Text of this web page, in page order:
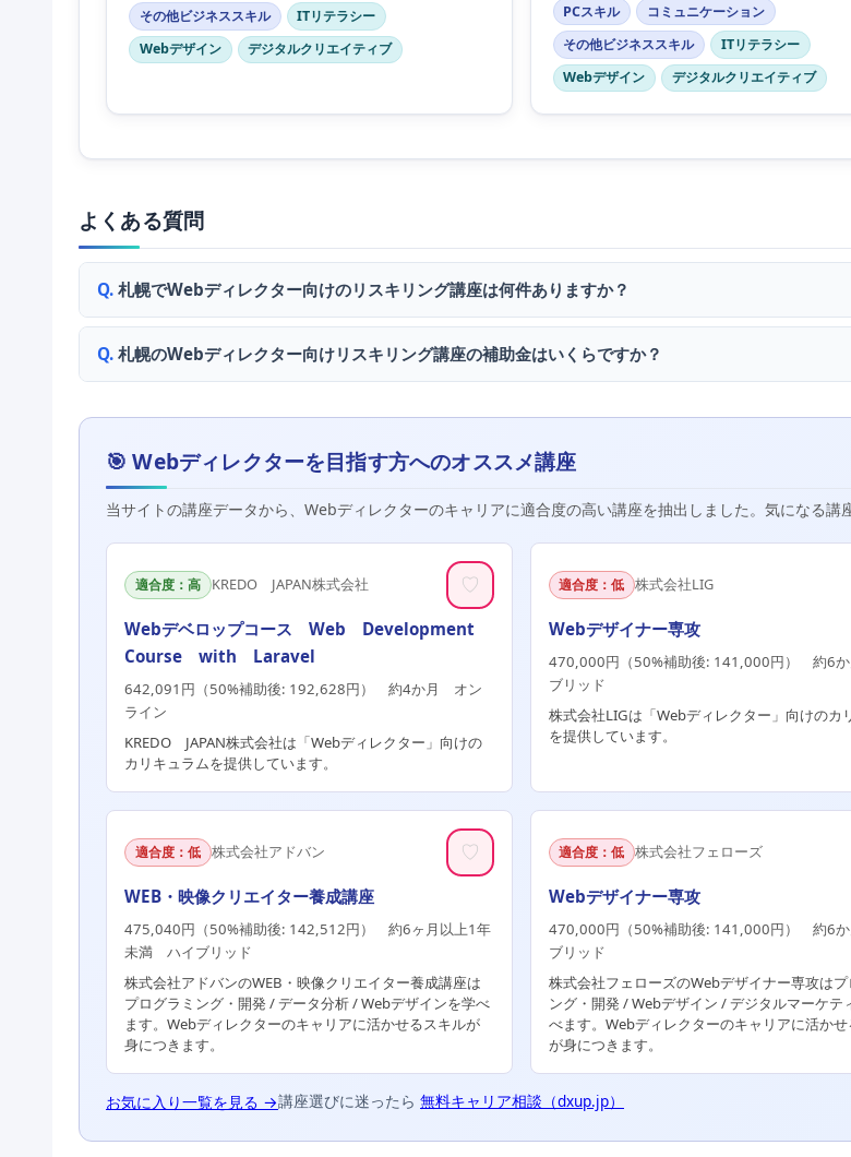
その他ビジネススキル
ITリテラシー
Webデザイン
デジタルクリエイティブ
PCスキル
コミュニケーション
その他ビジネススキル
ITリテラシー
Webデザイン
デジタルクリエイティブ
よくある質問
札幌でWebディレクター向けのリスキリング講座は何件ありますか？
札幌のWebディレクター向けリスキリング講座の補助金はいくらですか？
🎯 Webディレクターを目指す方へのオススメ講座
当サイトの講座データから、Webディレクターのキャリアに適合度の高い講座を抽出しました。気になる講
適合度：高 KREDO JAPAN株式会社 ♡
Webデベロップコース Web Development
Course with Laravel
642,091円（50%補助後: 192,628円） 約4か月 オン
ライン
KREDO JAPAN株式会社は「Webディレクター」向けの
カリキュラムを提供しています。
適合度：低 株式会社LIG
Webデザイナー専攻
470,000円（50%補助後: 141,000円） 約6
ブリッド
株式会社LIGは「Webディレクター」向けのカ
を提供しています。
適合度：低 株式会社アドバン ♡
WEB・映像クリエイター養成講座
475,040円（50%補助後: 142,512円） 約6ヶ月以上1年
未満 ハイブリッド
株式会社アドバンのWEB・映像クリエイター養成講座は
プログラミング・開発 / データ分析 / Webデザインを学べ
ます。Webディレクターのキャリアに活かせるスキルが
身につきます。
適合度：低 株式会社フェローズ
Webデザイナー専攻
470,000円（50%補助後: 141,000円） 約6
ブリッド
株式会社フェローズのWebデザイナー専攻はプ
ング・開発 / Webデザイン / デジタルマーケテ
べます。Webディレクターのキャリアに活か
が身につきます。
お気に入り一覧を見る →講座選びに迷ったら 無料キャリア相談（dxup.jp）